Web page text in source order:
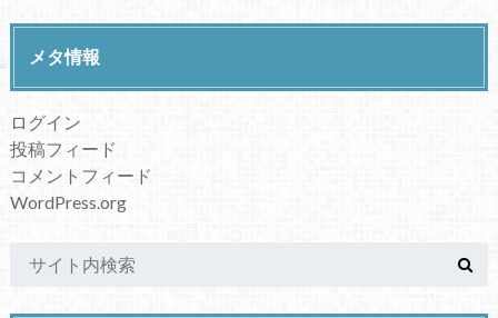
メタ情報
ログイン
投稿フィード
コメントフィード
WordPress.org